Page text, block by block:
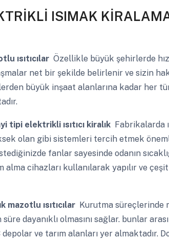
ISIMAK
ısıtıcılarÖzellikle büyük şehirlerde
net bir şekilde belirlenir ve sizin
büyük inşaat alanlarına kadar her
tipi elektrikli ısıtıcı kiralıkFabrikalarda
olan gibi sistemleri tercih etmek
fanlar sayesinde odanın
alma cihazları kullanılarak yapılır ve
mazotlu ısıtıcılarKurutma süreçlerinde
dayanıklı olmasını sağlar. bunlar
ve tarım alanları yer almaktadır.